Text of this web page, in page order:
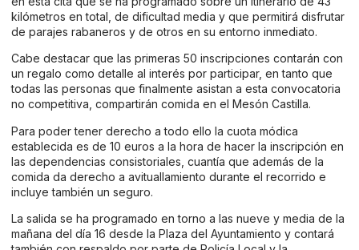
kilómetros en total, de dificultad media y que permitirá disfrutar
de parajes rabaneros y de otros en su entorno inmediato.
Cabe destacar que las primeras 50 inscripciones contarán con
un regalo como detalle al interés por participar, en tanto que
todas las personas que finalmente asistan a esta convocatoria
no competitiva, compartirán comida en el Mesón Castilla.
Para poder tener derecho a todo ello la cuota módica
establecida es de 10 euros a la hora de hacer la inscripción en
las dependencias consistoriales, cuantía que además de la
comida da derecho a avituallamiento durante el recorrido e
incluye también un seguro.
La salida se ha programado en torno a las nueve y media de la
mañana del día 16 desde la Plaza del Ayuntamiento y contará